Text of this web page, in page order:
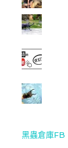
黑蟲倉庫FB